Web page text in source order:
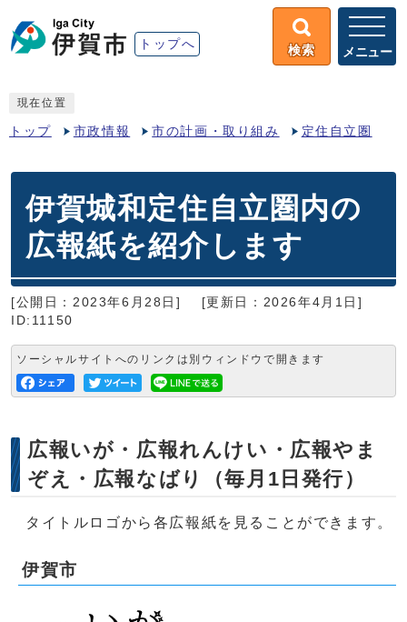
トップへ 検索 メニュー
現在位置
トップ 市政情報 市の計画・取り組み 定住自立圏
伊賀城和定住自立圏内の
広報紙を紹介します
[公開日：2023年6月28日]
[更新日：2026年4月1日]
ID:11150
ソーシャルサイトへのリンクは別ウィンドウで開きます
広報いが・広報れんけい・広報やま
ぞえ・広報なばり（毎月1日発行）
タイトルロゴから各広報紙を見ることができます。
伊賀市